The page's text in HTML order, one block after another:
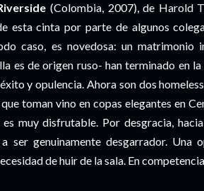
(Colombia, 2007), de Harold
esta cinta por parte de algunos
caso, es novedosa: un
es de origen ruso- han terminado en
y opulencia. Ahora son dos
toman vino en copas elegantes en
muy disfrutable. Por desgracia,
ser genuinamente desgarrador. Una
de huir de la sala. En